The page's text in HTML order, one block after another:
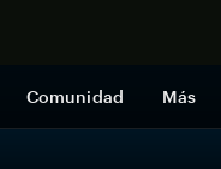
Comunidad Más